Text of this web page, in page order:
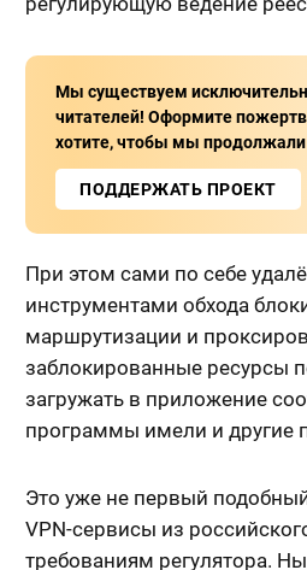
Мы существуем
читателей! Оформите
хотите, чтобы мы продолжали
ПОДДЕРЖАТЬ ПРОЕКТ
При этом сами по себе
инструментами обхода
маршрутизации и
заблокированные ресурсы
загружать в приложение
программы имели и другие
Это уже не первый
VPN-сервисы из
требованиям регулятора.